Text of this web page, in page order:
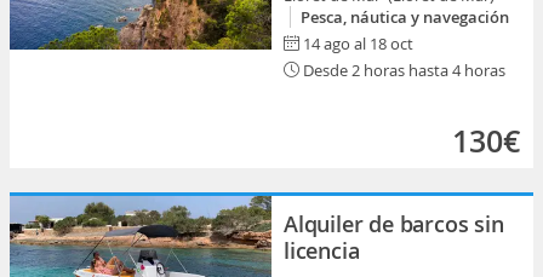
Pesca, náutica y navegación
14 ago al 18 oct
Desde 2 horas hasta 4 horas
130€
Alquiler de barcos sin
licencia